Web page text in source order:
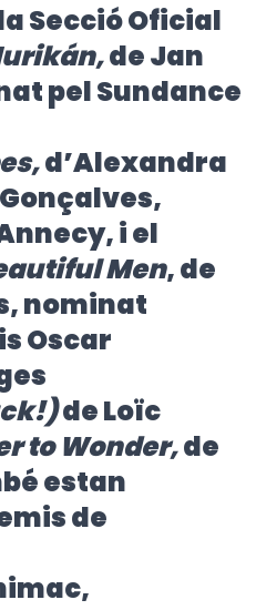
Secció Oficial
de Jan
pel Sundance
d’Alexandra
i el
Men, de
nominat
Oscar
de Loïc
to Wonder,de
estan
de